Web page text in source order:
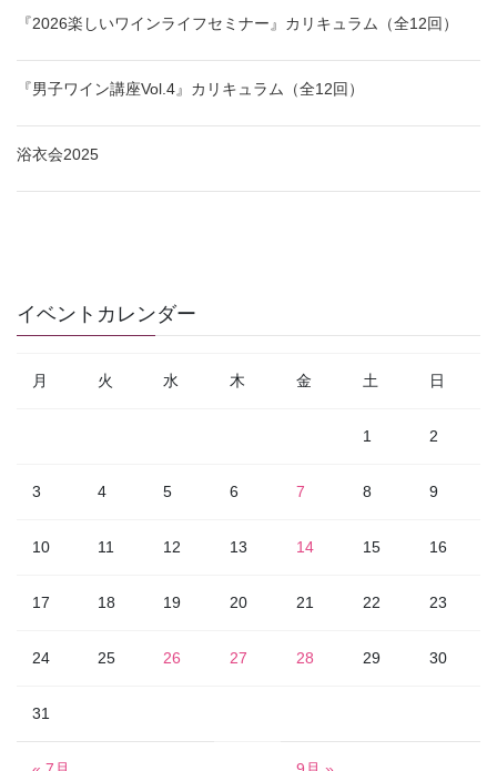
『2026楽しいワインライフセミナー』カリキュラム（全12回）
『男子ワイン講座Vol.4』カリキュラム（全12回）
浴衣会2025
イベントカレンダー
月 火 水 木 金 土 日
1 2
3 4 5 6 7 8 9
10 11 12 13 14 15 16
17 18 19 20 21 22 23
24 25 26 27 28 29 30
31